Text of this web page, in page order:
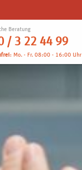
Beratung
/ 3 22 44 99
: Mo. - Fr. 08:00 - 16:00 Uhr